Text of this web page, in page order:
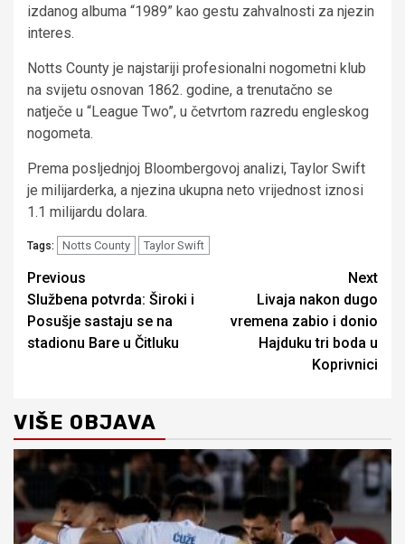
izdanog albuma “1989” kao gestu zahvalnosti za njezin
interes.
Notts County je najstariji profesionalni nogometni klub
na svijetu osnovan 1862. godine, a trenutačno se
natječe u “League Two”, u četvrtom razredu engleskog
nogometa.
Prema posljednjoj Bloombergovoj analizi, Taylor Swift
je milijarderka, a njezina ukupna neto vrijednost iznosi
1.1 milijardu dolara.
Tags: Notts County Taylor Swift
Continue
Reading
Previous
Službena potvrda: Široki i
Posušje sastaju se na
stadionu Bare u Čitluku
Next
Livaja nakon dugo
vremena zabio i donio
Hajduku tri boda u
Koprivnici
VIŠE OBJAVA